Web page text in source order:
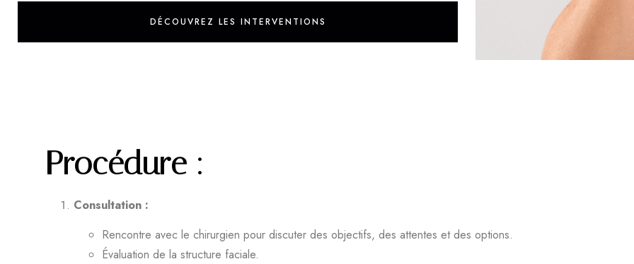
DÉCOUVREZ LES INTERVENTIONS
Procédure :
Consultation :
Rencontre avec le chirurgien pour discuter des objectifs, des attentes et des options.
Évaluation de la structure faciale.